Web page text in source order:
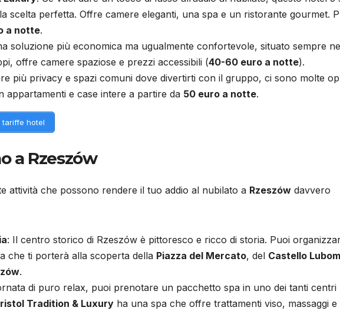
scelta perfetta. Offre camere eleganti, una spa e un ristorante gourmet.
a notte.
soluzione più economica ma ugualmente confortevole, situato sempre
offre camere spaziose e prezzi accessibili (40-60 euro a notte).
più privacy e spazi comuni dove divertirti con il gruppo, ci sono molte
appartamenti e case intere a partire da 50 euro a notte.
hotel
a Rzeszów
attività che possono rendere il tuo addio al nubilato a Rzeszów davvero
: Il centro storico di Rzeszów è pittoresco e ricco di storia. Puoi
che ti porterà alla scoperta della Piazza del Mercato, del Castello
.
di puro relax, puoi prenotare un pacchetto spa in uno dei tanti centri
Tradition & Luxury ha una spa che offre trattamenti viso, massaggi e